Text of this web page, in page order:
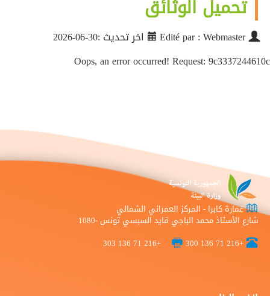
تحميل الوثائق
Edité par : Webmaster
اخر تحديث :30-06-2026
Oops, an error occurred! Request: 9c3337244610c
عمارة كابرا - المركز العمراني الشمالي
شارع الأستاذ محمد الباجي قايد السبسي تونس -1080
+216 71 136 300
+216 71 136 303